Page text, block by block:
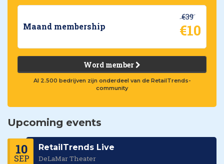
Maand membership
€39
€10
Word member
Al 2.500 bedrijven zijn onderdeel van de RetailTrends-
community
Upcoming events
10
SEP
RetailTrends Live
DeLaMar Theater